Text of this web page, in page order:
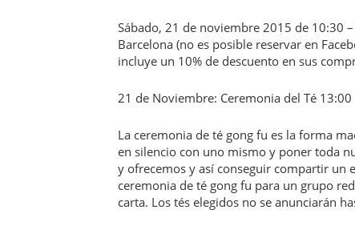
Sábado, 21 de noviembre 2015 de 10:30
Barcelona (no es posible reservar en
incluye un 10% de descuento en sus
21 de Noviembre: Ceremonia del Té
La ceremonia de té gong fu es la forma
en silencio con uno mismo y poner toda
y ofrecemos y así conseguir compartir un
ceremonia de té gong fu para un grupo
carta. Los tés elegidos no se anunciarán